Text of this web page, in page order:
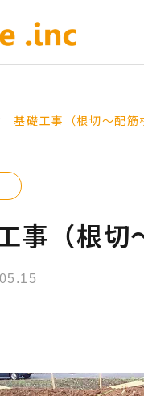
基礎工事（根切～配筋
事（根切